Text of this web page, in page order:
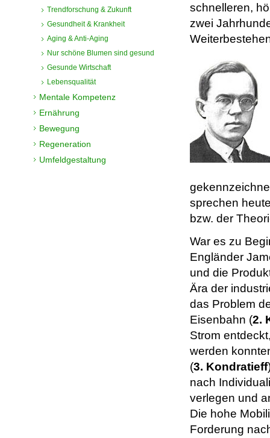
Trendforschung & Zukunft
Gesundheit & Krankheit
Aging & Anti-Aging
Nur schöne Blumen sind gesund
Gesunde Wirtschaft
Lebensqualität
Mentale Kompetenz
Ernährung
Bewegung
Regeneration
Umfeldgestaltung
schnelleren,
zwei
sprechen
bzw. der
War es zu
Engländer
und die
Ära der
das Problem
Eisenbahn (2.
Strom
werden
(3. Kondratieff
nach
verlegen und
Die hohe
Forderung